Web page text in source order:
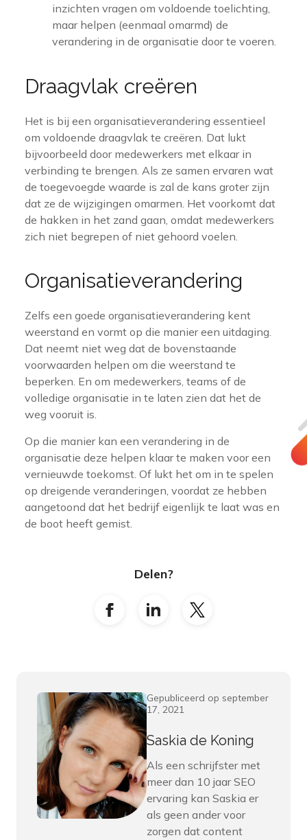
inzichten vragen om voldoende toelichting,
maar helpen (eenmaal omarmd) de
verandering in de organisatie door te voeren.
Draagvlak creëren
Het is bij een organisatieverandering essentieel
om voldoende draagvlak te creëren. Dat lukt
bijvoorbeeld door medewerkers met elkaar in
verbinding te brengen. Als ze samen ervaren wat
de toegevoegde waarde is zal de kans groter zijn
dat ze de wijzigingen omarmen. Het voorkomt dat
de hakken in het zand gaan, omdat medewerkers
zich niet begrepen of niet gehoord voelen.
Organisatieverandering
Zelfs een goede organisatieverandering kent
weerstand en vormt op die manier een uitdaging.
Dat neemt niet weg dat de bovenstaande
voorwaarden helpen om die weerstand te
beperken. En om medewerkers, teams of de
volledige organisatie in te laten zien dat het de
weg vooruit is.
Op die manier kan een verandering in de
organisatie deze helpen klaar te maken voor een
vernieuwde toekomst. Of lukt het om in te spelen
op dreigende veranderingen, voordat ze hebben
aangetoond dat het bedrijf eigenlijk te laat was en
de boot heeft gemist.
Delen?
Gepubliceerd op september
17, 2021
Saskia de Koning
Als een schrijfster met
meer dan 10 jaar SEO
ervaring kan Saskia er
als geen ander voor
zorgen dat content